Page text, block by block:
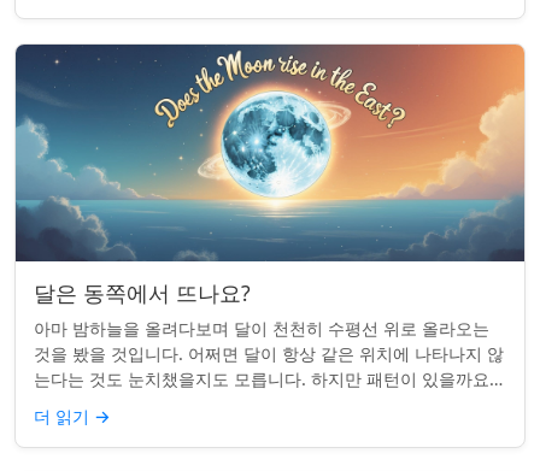
달은 동쪽에서 뜨나요?
아마 밤하늘을 올려다보며 달이 천천히 수평선 위로 올라오는
것을 봤을 것입니다. 어쩌면 달이 항상 같은 위치에 나타나지 않
는다는 것도 눈치챘을지도 모릅니다. 하지만 패턴이 있을까요?
달은 정말 매번 동쪽에서 뜰까요?...
더 읽기 →